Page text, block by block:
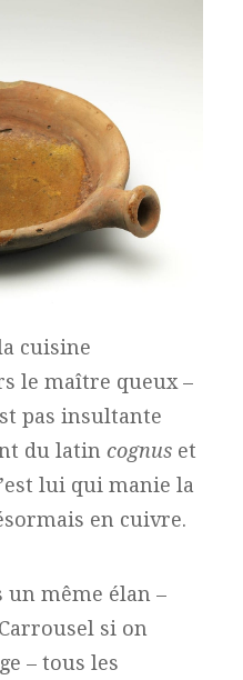
cuisine
le maître queux –
pas insultante
du latin cognus et
lui qui manie la
en cuivre.
un même élan –
si on
– tous les